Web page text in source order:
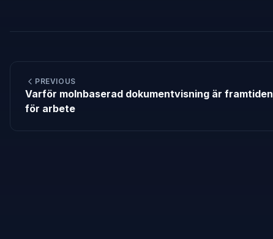
PREVIOUS
Varför molnbaserad dokumentvisning är framtiden
för arbete